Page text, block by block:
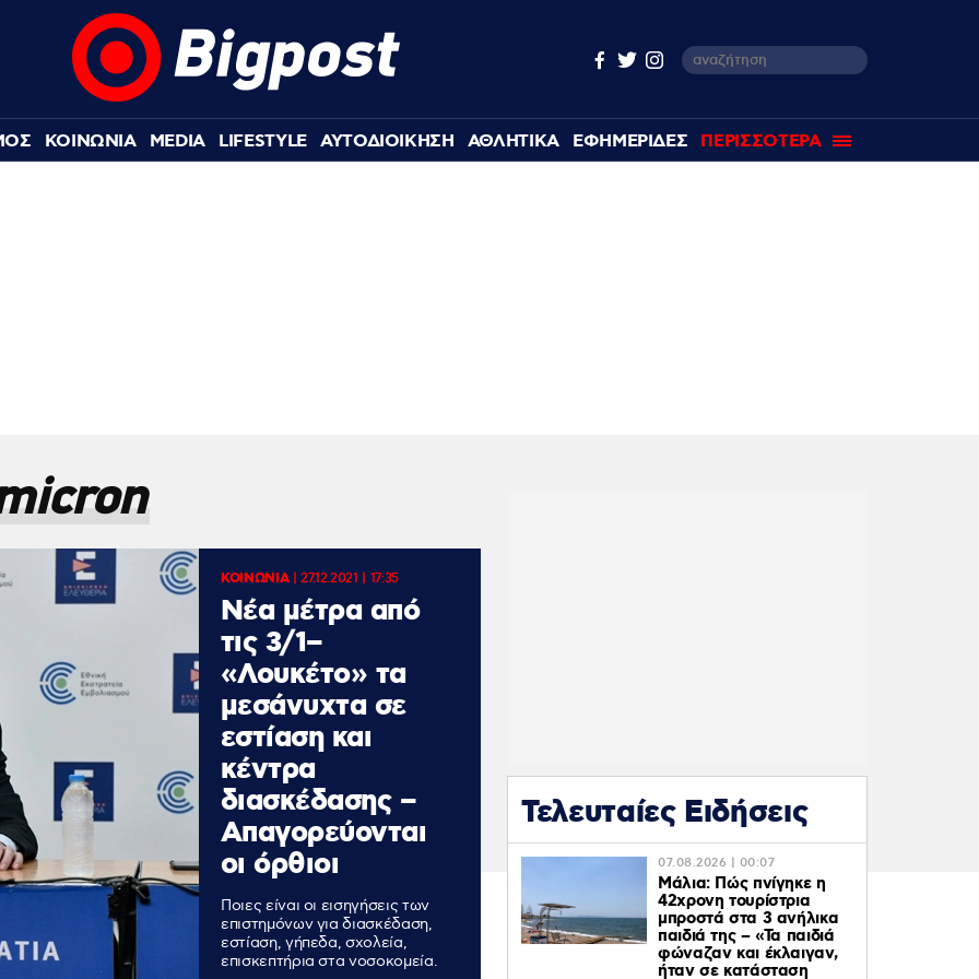
ΚΟΙΝΩΝΙΑ MEDIA LIFESTYLE ΑΥΤΟΔΙΟΙΚΗΣΗ ΑΘΛΗΤΙΚΑ ΕΦΗΜΕΡΙΔΕΣ ΠΕΡΙΣΣΟΤΕΡΑ
ΚΟΙΝΩΝΙΑ|27.12.2021 | 17:35
Νέα μέτρα από
τις 3/1–
«Λουκέτο» τα
μεσάνυχτα σε
εστίαση και
κέντρα
διασκέδασης –
Απαγορεύονται
οι όρθιοι
Ποιες είναι οι εισηγήσεις των
επιστημόνων για διασκέδαση,
εστίαση, γήπεδα, σχολεία,
επισκεπτήρια στα νοσοκομεία.
Τελευταίες Ειδήσεις
07.08.2026 | 00:07
Μάλια: Πώς πνίγηκε η
42χρονη τουρίστρια
μπροστά στα 3 ανήλικα
παιδιά της – «Τα παιδιά
φώναζαν και έκλαιγαν,
ήταν σε κατάσταση